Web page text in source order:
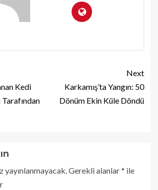
Kedi
Next
Karkamış’ta Yangın: 50
Dönüm Ekin Küle Döndü
yayınlanmayacak.Gerekli alanlar* ile